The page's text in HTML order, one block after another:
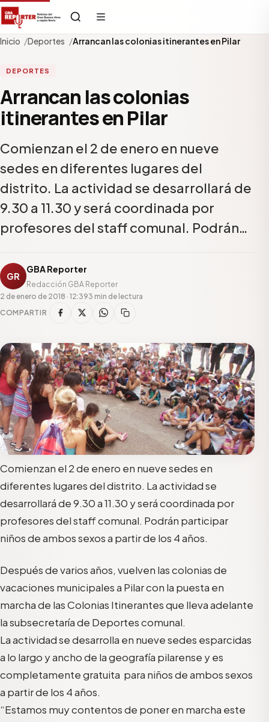
Inicio Deportes Arrancan las colonias itinerantes en Pilar
DEPORTES
Arrancan las colonias
itinerantes en Pilar
Comienzan el 2 de enero en nueve
sedes en diferentes lugares del
distrito. La actividad se desarrollará de
9.30 a 11.30 y será coordinada por
profesores del staff comunal. Podrán…
GR
GBA Reporter
Redacción GBA Reporter
2 de enero de 2018 · 12:393 min de lectura
COMPARTIR
Comienzan el 2 de enero en nueve sedes en
diferentes lugares del distrito. La actividad se
desarrollará de 9.30 a 11.30 y será coordinada por
profesores del staff comunal. Podrán participar
niños de ambos sexos a partir de los 4 años.
Después de varios años, vuelven las colonias de
vacaciones municipales a Pilar con la puesta en
marcha de las Colonias Itinerantes que lleva adelante
la subsecretaría de Deportes comunal.
La actividad se desarrolla en nueve sedes esparcidas
a lo largo y ancho de la geografía pilarense y es
completamente gratuita para niños de ambos sexos
a partir de los 4 años.
“Estamos muy contentos de poner en marcha este